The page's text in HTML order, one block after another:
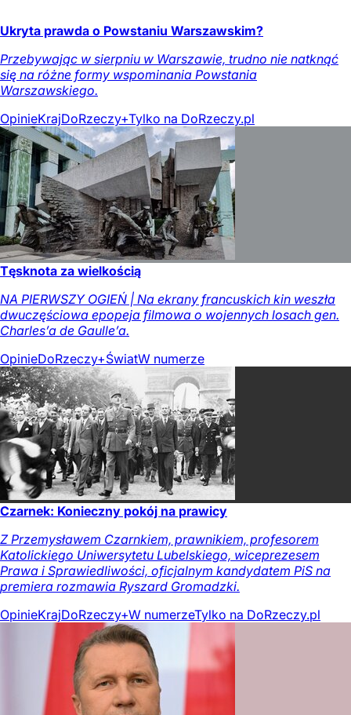
Ukryta prawda o Powstaniu Warszawskim?
Przebywając w sierpniu w Warszawie, trudno nie natknąć
się na różne formy wspominania Powstania
Warszawskiego.
OpinieKrajDoRzeczy+Tylko na DoRzeczy.pl
Tęsknota za wielkością
NA PIERWSZY OGIEŃ | Na ekrany francuskich kin weszła
dwuczęściowa epopeja filmowa o wojennych losach gen.
Charles’a de Gaulle’a.
OpinieDoRzeczy+ŚwiatW numerze
Czarnek: Konieczny pokój na prawicy
Z Przemysławem Czarnkiem, prawnikiem, profesorem
Katolickiego Uniwersytetu Lubelskiego, wiceprezesem
Prawa i Sprawiedliwości, oficjalnym kandydatem PiS na
premiera rozmawia Ryszard Gromadzki.
OpinieKrajDoRzeczy+W numerzeTylko na DoRzeczy.pl